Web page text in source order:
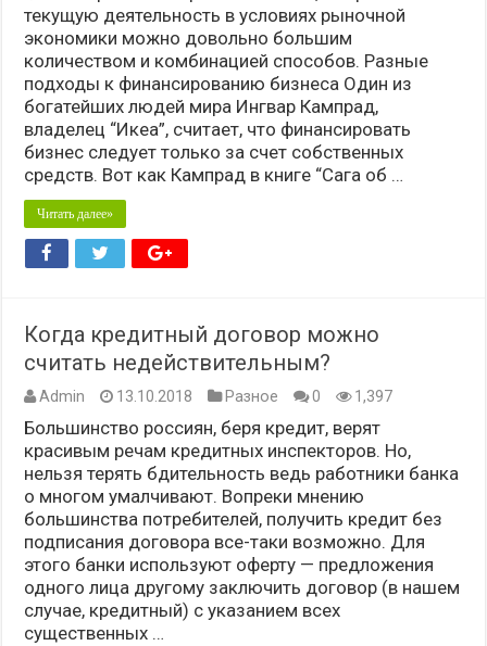
текущую деятельность в условиях рыночной
экономики можно довольно большим
количеством и комбинацией способов. Разные
подходы к финансированию бизнеса Один из
богатейших людей мира Ингвар Кампрад,
владелец “Икеа”, считает, что финансировать
бизнес следует только за счет собственных
средств. Вот как Кампрад в книге “Сага об …
Читать далее»
Когда кредитный договор можно
считать недействительным?
Admin 13.10.2018 Разное 0 1,397
Большинство россиян, беря кредит, верят
красивым речам кредитных инспекторов. Но,
нельзя терять бдительность ведь работники банка
о многом умалчивают. Вопреки мнению
большинства потребителей, получить кредит без
подписания договора все-таки возможно. Для
этого банки используют оферту — предложения
одного лица другому заключить договор (в нашем
случае, кредитный) с указанием всех
существенных …